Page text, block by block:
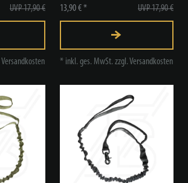
UVP 17,90 €
Versandkosten
UVP 17,90 €
13,90 € *
* inkl. ges. MwSt. zzgl.Versandkosten